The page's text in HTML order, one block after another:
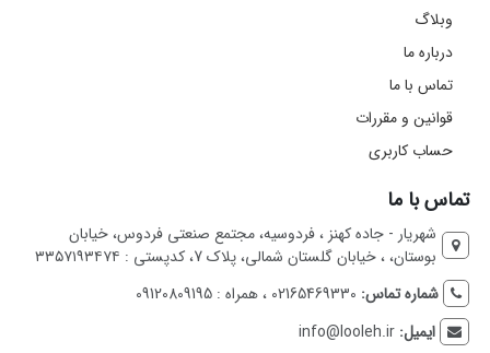
وبلاگ
درباره ما
تماس با ما
قوانین و مقررات
حساب کاربری
تماس با ما
شهریار - جاده کهنز ، فردوسیه، مجتمع صنعتی فردوس، خیابان
بوستان، ، خیابان گلستان شمالی، پلاک 7، کدپستی : ۳۳۵۷۱۹۳۴۷۴
شماره تماس: 02165469330 ، همراه : 09120809195
ایمیل:info@looleh.ir